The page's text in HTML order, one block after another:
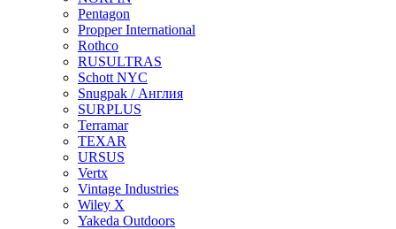
Pentagon
Propper International
Rothco
RUSULTRAS
Schott NYC
Snugpak / Англия
SURPLUS
Terramar
TEXAR
URSUS
Vertx
Vintage Industries
Wiley X
Yakeda Outdoors